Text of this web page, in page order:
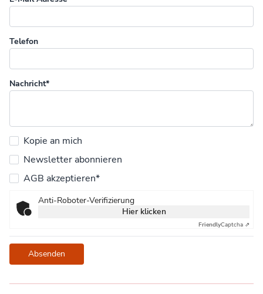
Telefon
Nachricht*
Kopie an mich
Newsletter abonnieren
AGB akzeptieren*
Anti-Roboter-Verifizierung
Hier klicken
FriendlyCaptcha ⇗
Absenden